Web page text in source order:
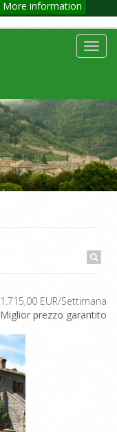
More information
1.715,00 EUR/Settimana
Miglior prezzo garantito